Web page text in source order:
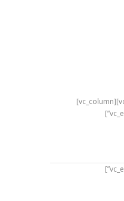
[/vc_column][/vc_row][vc_row][vc_column]